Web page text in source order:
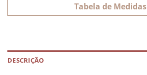
Tabela de Medidas
DESCRIÇÃO